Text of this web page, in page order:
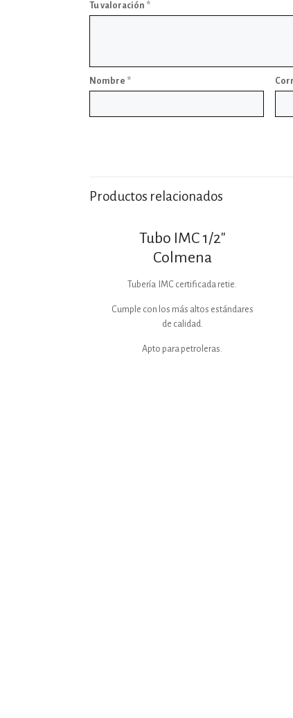
Tu valoración *
Nombre *
Productos relacionados
Tubo IMC 1/2″
Colmena
Tubería IMC certificada retie.
Cumple con los más altos estándares
de calidad.
Apto para petroleras.